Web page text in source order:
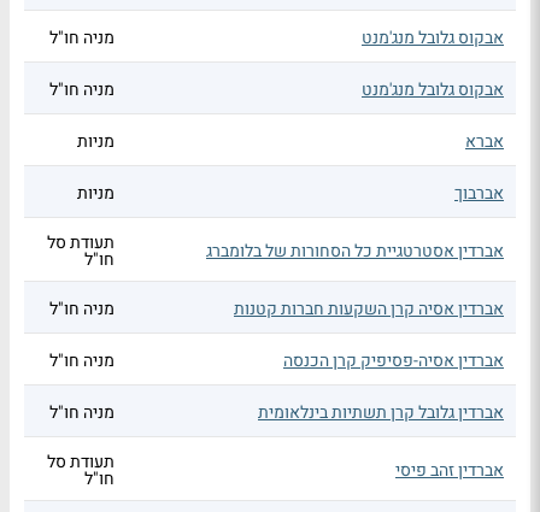
אבקוס גלובל מנג'מנט מניה חו"ל
אבקוס גלובל מנג'מנט מניה חו"ל
אברא מניות
אברבוך מניות
אברדין אסטרטגיית כל הסחורות של בלומברג תעודת סל
חו"ל
אברדין אסיה קרן השקעות חברות קטנות
מניה חו"ל
אברדין אסיה-פסיפיק קרן הכנסה מניה חו"ל
אברדין גלובל קרן תשתיות בינלאומית מניה חו"ל
אברדין זהב פיסי תעודת סל
חו"ל